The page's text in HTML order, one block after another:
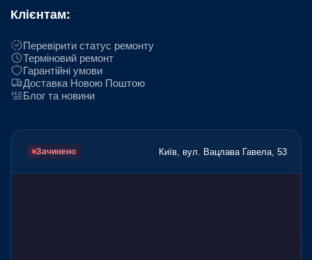
Клієнтам:
Перевірити статус ремонту
Терміновий ремонт
Гарантійні умови
Доставка Новою Поштою
Блог та новини
Зачинено Київ, вул. Вацлава Гавела, 53